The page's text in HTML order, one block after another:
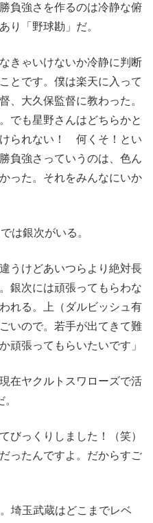
負強さを作るのは冷静な俯
り「野球勘」だ。
きゃいけないか冷静に判断
とです。僕は楽天に入って
、大久保監督に教わった。
でも星野さんはどちらかと
られない！ 何くそ！とい
負強さっていうのは、色ん
った。それをみんなにいか
は銀次がいる。
うけどあいつらより絶対長
銀次には頑張ってもらわな
れる。上（ダルビッシュ有
いので。若手が出てきて難
頑張ってもらいたいです」
在ヤクルトスワローズで活
びっくりしました！（笑）
ったんですよ。だからすご
埼玉武蔵はどこまでレベ